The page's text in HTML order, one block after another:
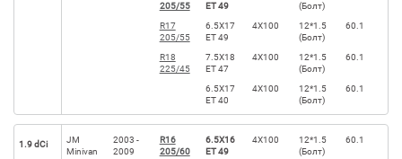
205/55
R17
205/55
R18
225/45
ET 49
6.5X17
ET 49
7.5X18
ET 47
6.5X17
ET 40
4X100
4X100
4X100
(Болт)
12*1.5
(Болт)
12*1.5
(Болт)
12*1.5
(Болт)
60.1
60.1
60.1
1.9 dCi
JM
Minivan
2003 -
2009
R16
205/60
6.5X16
ET 49
4X100
12*1.5
(Болт)
60.1